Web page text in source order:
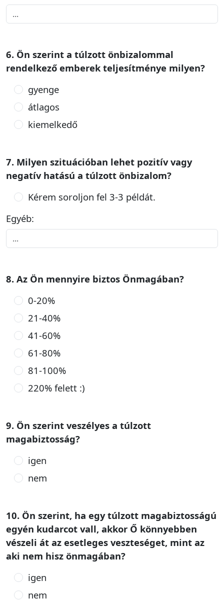
6. Ön szerint a túlzott önbizalommal
rendelkező emberek teljesítménye milyen?
gyenge
átlagos
kiemelkedő
7. Milyen szituációban lehet pozitív vagy
negatív hatású a túlzott önbizalom?
Kérem soroljon fel 3-3 példát.
Egyéb:
8. Az Ön mennyire biztos Önmagában?
0-20%
21-40%
41-60%
61-80%
81-100%
220% felett :)
9. Ön szerint veszélyes a túlzott
magabiztosság?
igen
nem
10. Ön szerint, ha egy túlzott magabiztosságú
egyén kudarcot vall, akkor Ő könnyebben
vészeli át az esetleges veszteséget, mint az
aki nem hisz önmagában?
igen
nem